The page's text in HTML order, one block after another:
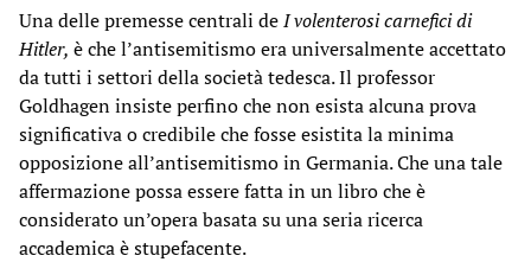
Una delle premesse centrali deI volenterosi carnefici di
Hitler, è che l’antisemitismo era universalmente accettato
da tutti i settori della società tedesca. Il professor
Goldhagen insiste perfino che non esista alcuna prova
significativa o credibile che fosse esistita la minima
opposizione all’antisemitismo in Germania. Che una tale
affermazione possa essere fatta in un libro che è
considerato un’opera basata su una seria ricerca
accademica è stupefacente.